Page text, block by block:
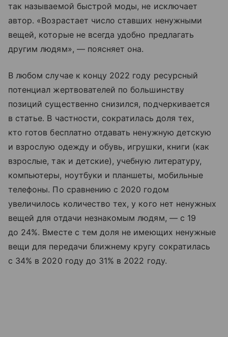
так называемой быстрой моды, не исключает
автор. «Возрастает число ставших ненужными
вещей, которые не всегда удобно предлагать
другим людям», — поясняет она.
В любом случае к концу 2022 году ресурсный
потенциал жертвователей по большинству
позиций существенно снизился, подчеркивается
в статье. В частности, сократилась доля тех,
кто готов бесплатно отдавать ненужную детскую
и взрослую одежду и обувь, игрушки, книги (как
взрослые, так и детские), учебную литературу,
компьютеры, ноутбуки и планшеты, мобильные
телефоны. По сравнению с 2020 годом
увеличилось количество тех, у кого нет ненужных
вещей для отдачи незнакомым людям, — с 19
до 24%. Вместе с тем доля не имеющих ненужные
вещи для передачи ближнему кругу сократилась
с 34% в 2020 году до 31% в 2022 году.